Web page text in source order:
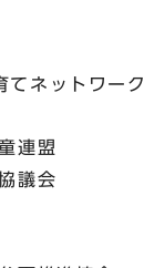
ネットワーク
連盟
議会